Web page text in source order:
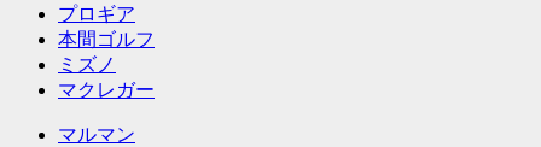
プロギア
本間ゴルフ
ミズノ
マクレガー
マルマン